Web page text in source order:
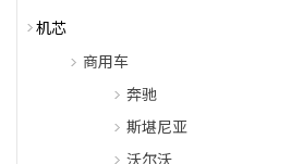
机芯
商用车
奔驰
斯堪尼亚
沃尔沃